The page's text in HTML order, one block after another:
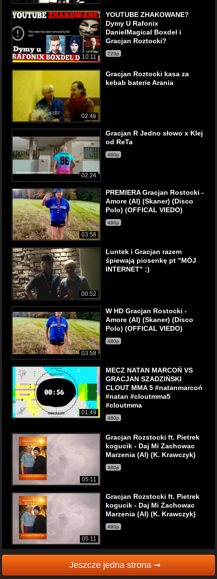
10:11
YOUTUBE ZHAKOWANE?
Dymy U Rafonix
DanielMagical Boxdel i
Gracjan Roztocki?
720p
02:46
Gracjan Roztocki kasa za
kebab baterie Arania
02:24
Gracjan R Jedno słowo x Klej
od ReTa
480p
03:58
PREMIERA Gracjan Rostocki -
Amore (AI) (Skaner) (Disco
Polo) (OFFICAL VIEDO)
480p
00:52
Luntek i Gracjan razem
śpiewają piosenkę pt "MÓJ
INTERNET" :)
03:58
W HD Gracjan Rostocki -
Amore (AI) (Skaner) (Disco
Polo) (OFFICAL VIEDO)
480p
01:49
MECZ NATAN MARCOŃ VS
GRACJAN SZADZIŃSKI
CLOUT MMA 5 #natanmarcoń
#natan #cloutmma5
#cloutmma
480p
05:11
Gracjan Rozstocki ft. Pietrek
kogucik - Daj Mi Zachowac
Marzenia (AI) (K. Krawczyk)
480p
05:11
Gracjan Rozstocki ft. Pietrek
kogucik - Daj Mi Zachowac
Marzenia (AI) (K. Krawczyk)
480p
Jeszcze jedna strona ➞